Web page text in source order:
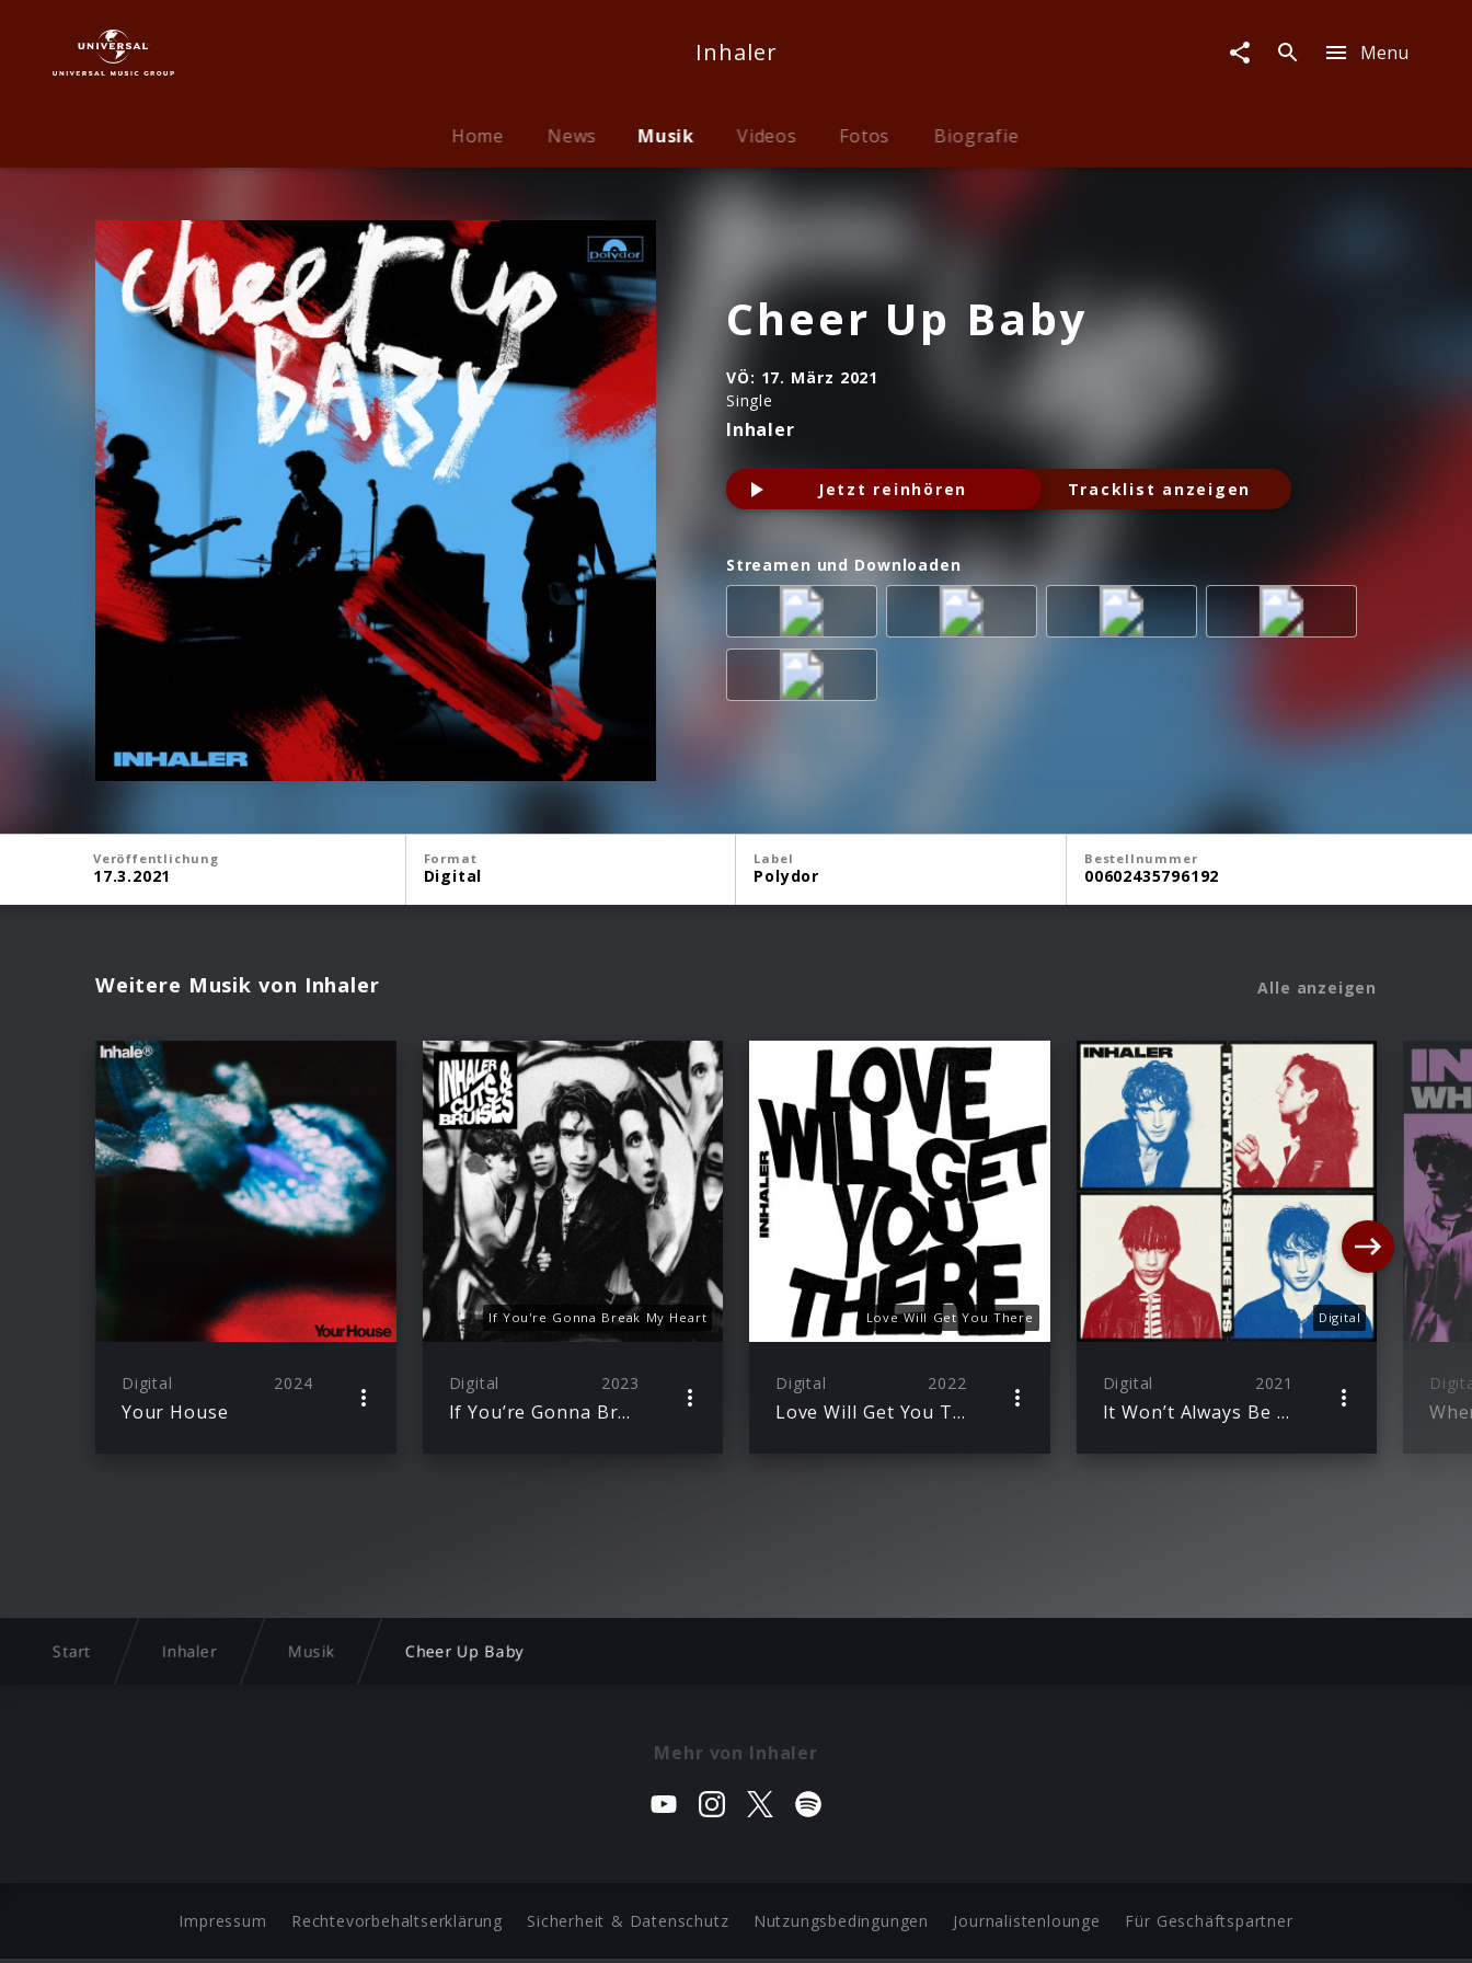
Musik
Baby
Inhaler Menu
Home News Musik Videos Fotos Biografie
Cheer Up Baby
VÖ: 17. März 2021
Single
Inhaler
Jetzt reinhören Tracklist anzeigen
Streamen und Downloaden
Veröffentlichung
17.3.2021
Format
Digital
Label
Polydor
Bestellnummer
00602435796192
Weitere Musik von Inhaler Alle anzeigen
Digital 2024
Your House
If You're Gonna Break My Heart
Digital 2023
If You’re Gonna Break My Heart
Love Will Get You There
Digital 2022
Love Will Get You There
Digital
Digital 2021
It Won’t Always Be Like This
Start Inhaler Musik Cheer Up Baby
Mehr von Inhaler
Impressum Rechtevorbehaltserklärung Sicherheit & Datenschutz Nutzungsbedingungen Journalistenlounge Für Geschäftspartner